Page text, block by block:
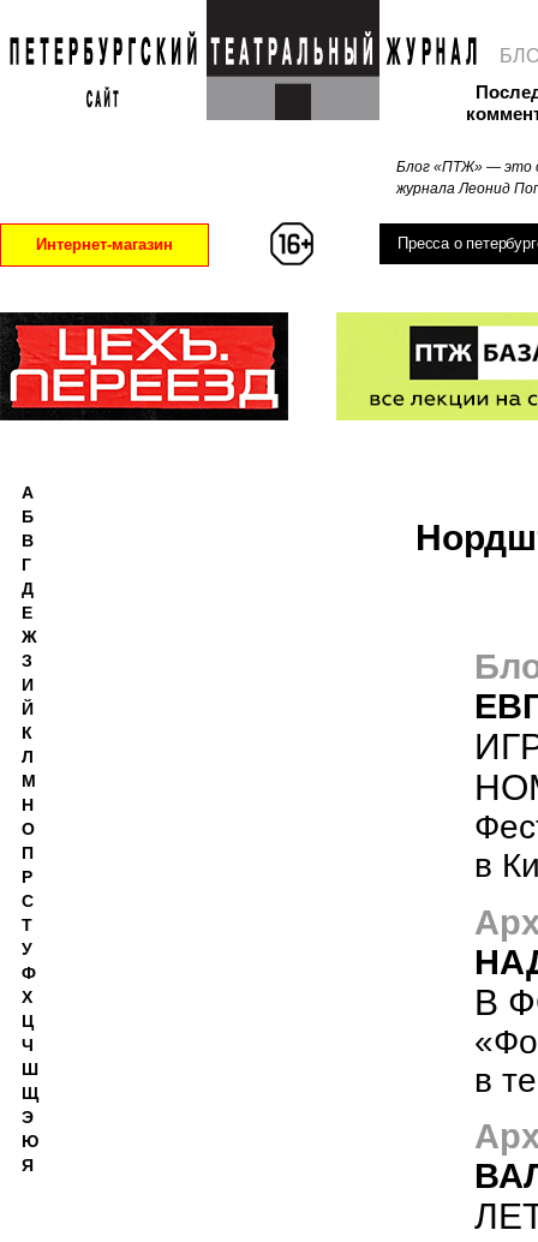
Блог «ПТЖ» — это
журнала Леонид
Интернет-магазин Пресса о
в
В
в
А
Б
В
Г
Д
Е
Ж
З
И
Й
К
Л
М
Н
О
П
Р
С
Т
У
Ф
Х
Ц
Ч
Ш
Щ
Э
Ю
Я